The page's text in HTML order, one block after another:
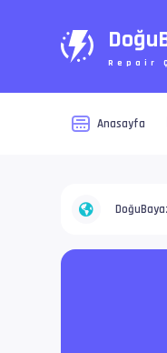
Repair
Anasayfa